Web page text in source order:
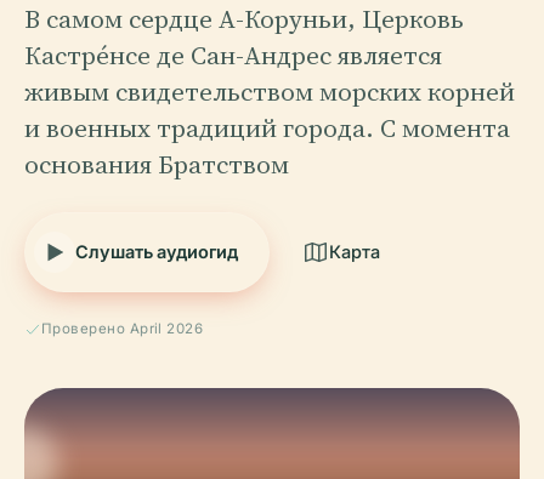
В самом сердце А-Коруньи, Церковь
Кастре́нсе де Сан-Андрес является
живым свидетельством морских корней
и военных традиций города. С момента
основания Братством
Слушать аудиогид Карта
Проверено April 2026